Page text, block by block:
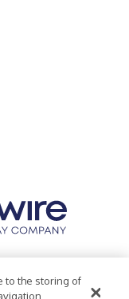
Statement
to the storing of